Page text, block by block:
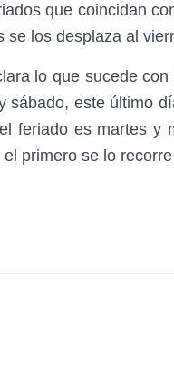
que coincidan
se los desplaza al
lo que sucede
sábado, este último
feriado es martes y
primero se lo